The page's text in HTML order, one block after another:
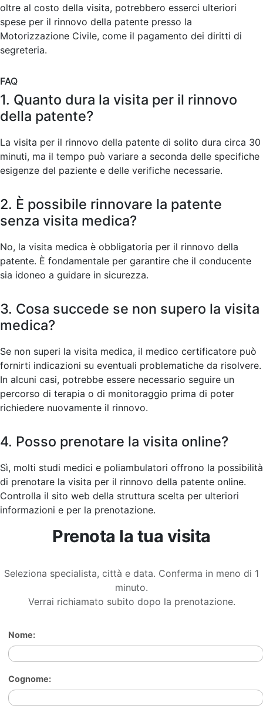
oltre al costo della visita, potrebbero esserci ulteriori
spese per il rinnovo della patente presso la
Motorizzazione Civile, come il pagamento dei diritti di
segreteria.
FAQ
1. Quanto dura la visita per il rinnovo
della patente?
La visita per il rinnovo della patente di solito dura circa 30
minuti, ma il tempo può variare a seconda delle specifiche
esigenze del paziente e delle verifiche necessarie.
2. È possibile rinnovare la patente
senza visita medica?
No, la visita medica è obbligatoria per il rinnovo della
patente. È fondamentale per garantire che il conducente
sia idoneo a guidare in sicurezza.
3. Cosa succede se non supero la visita
medica?
Se non superi la visita medica, il medico certificatore può
fornirti indicazioni su eventuali problematiche da risolvere.
In alcuni casi, potrebbe essere necessario seguire un
percorso di terapia o di monitoraggio prima di poter
richiedere nuovamente il rinnovo.
4. Posso prenotare la visita online?
Sì, molti studi medici e poliambulatori offrono la possibilità
di prenotare la visita per il rinnovo della patente online.
Controlla il sito web della struttura scelta per ulteriori
informazioni e per la prenotazione.
Prenota la tua visita
Seleziona specialista, città e data. Conferma in meno di 1
minuto.
Verrai richiamato subito dopo la prenotazione.
Nome:
Cognome: